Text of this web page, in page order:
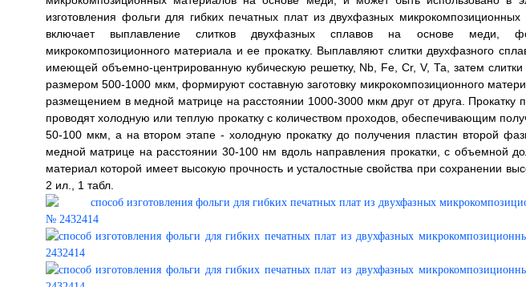
изготовления фольги для гибких печатных плат из двухфазных
включает выплавление слитков двухфазных сплавов на основе меди,
микрокомпозиционного материала и ее прокатку. Выплавляют слитки двухфазного
имеющей объемно-центрированную кубическую решетку, Nb, Fe, Cr, V, Та, затем
размером 500-1000 мкм, формируют составную заготовку микрокомпозиционного
размещением в медной матрице на расстоянии 1000-3000 мкм друг от друга. Прокатку
проводят холодную или теплую прокатку с количеством проходов, обеспечивающим
50-100 мкм, а на втором этапе - холодную прокатку до получения пластин второй
медной матрице на расстоянии 30-100 нм вдоль направления прокатки, с объемной
материал которой имеет высокую прочность и усталостные свойства при сохранении
2 ил., 1 табл.